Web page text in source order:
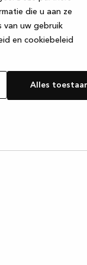
die u aan ze
van uw gebruik
en cookiebeleid
Alles
(see the